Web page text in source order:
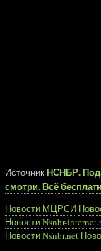
ИсточникНСНБР.
смотри. Всё
Новости МЦРСИ
Новости Nsnbr-
Новости Nsnbr.net